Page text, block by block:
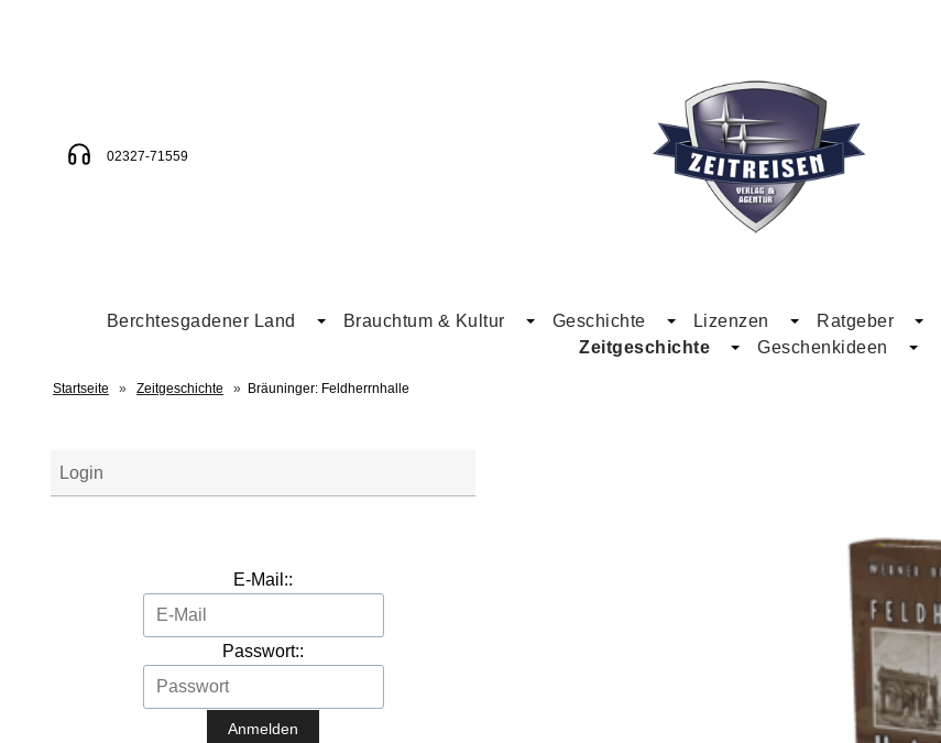
02327-71559
Berchtesgadener Land Brauchtum & Kultur Geschichte Lizenzen Ratgeber
Zeitgeschichte
Geschenkideen
Startseite » Zeitgeschichte » Bräuninger: Feldherrnhalle
Login
E-Mail::
Passwort::